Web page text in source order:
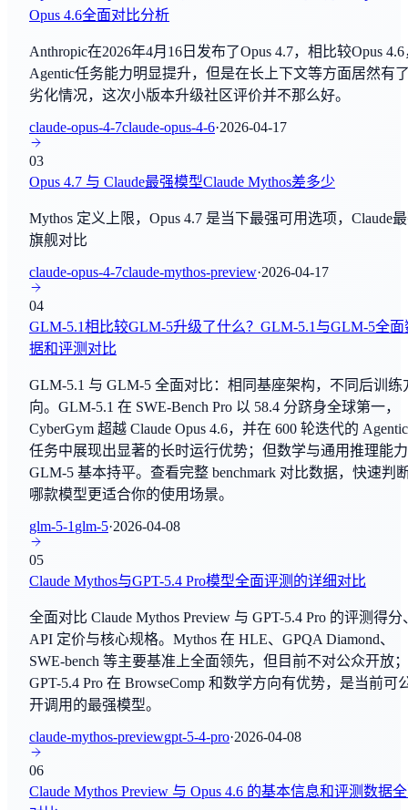
GPT-5.6 Sol
ByOpenAI
GPT-5.6 Terra
ByOpenAI
GPT-5.6 Luna
ByOpenAI
GLM-GA
By字节跳动Seed团队
By百度
Gemini 3.5 Flash
ByGoogle Deep Mind
Gemini 3.5 Pro
By Google Deep Mind
By智谱AI
Kimi K2.7 Code
Moonshot AI
Claude Fable 5
Google Deep Mind
阅读理解
MATH
数学推理
BBH
ARC-AGI
综合评估
GPQA Diamond
综合评估
SimpleQA
常识问答
编程与软件工程
SWE-bench Verified
MATH-500
数学推理
AIME 2024
数学推理
IC SWE-Lancer(Diamond)
编程与软件工程
Opus 4.6全面对比分析
Anthropic在2026年4月16日发布了Opus 4.7，相比较Opus 4.6
Agentic任务能力明显提升，但是在长上下文等方面居然有
劣化情况，这次小版本升级社区评价并不那么好。
claude-opus-4-7claude-opus-4-6·2026-04-17
03
Opus 4.7 与 Claude最强模型Claude Mythos差多少
Mythos 定义上限，Opus 4.7 是当下最强可用选项，Claude
旗舰对比
claude-opus-4-7claude-mythos-preview·2026-04-17
04
GLM-5.1相比较GLM-5升级了什么？GLM-5.1与GLM-5全面
据和评测对比
GLM-5.1 与 GLM-5 全面对比：相同基座架构，不同后训练
向。GLM-5.1 在 SWE-Bench Pro 以 58.4 分跻身全球第一，
CyberGym 超越 Claude Opus 4.6，并在 600 轮迭代的 Agentic
任务中展现出显著的长时运行优势；但数学与通用推理能
GLM-5 基本持平。查看完整 benchmark 对比数据，快速判
哪款模型更适合你的使用场景。
glm-5-1 glm-5·2026-04-08
05
Claude Mythos与GPT-5.4 Pro模型全面评测的详细对比
全面对比 Claude Mythos Preview 与 GPT-5.4 Pro 的评测得分
API 定价与核心规格。Mythos 在 HLE、GPQA Diamond、
SWE-bench 等主要基准上全面领先，但目前不对公众开放；
GPT-5.4 Pro 在 BrowseComp 和数学方向有优势，是当前可
开调用的最强模型。
claude-mythos-previewgpt-5-4-pro·2026-04-08
06
Claude Mythos Preview 与 Opus 4.6 的基本信息和评测数据